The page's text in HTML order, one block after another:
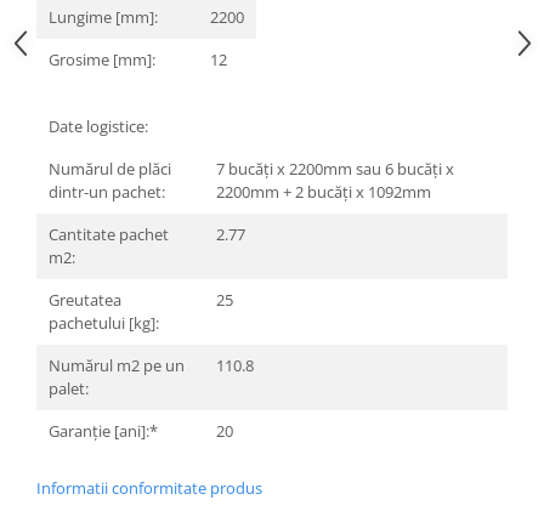
Cosuri de gunoi
Sifoane, racorduri si ventile
Accesorii diverse
Lungime [mm]:
2200
Grosime [mm]:
12
Date logistice:
Numărul de plăci
dintr-un pachet:
7 bucăți x 2200mm sau 6 bucăți x
2200mm + 2 bucăți x 1092mm
Cantitate pachet
m2:
2.77
Greutatea
pachetului [kg]:
25
Numărul m2 pe un
palet:
110.8
Garanție [ani]:* 20
Informatii conformitate produs